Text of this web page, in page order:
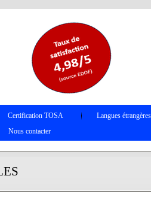
Certification TOSA Langues étrangères
Nous contacter